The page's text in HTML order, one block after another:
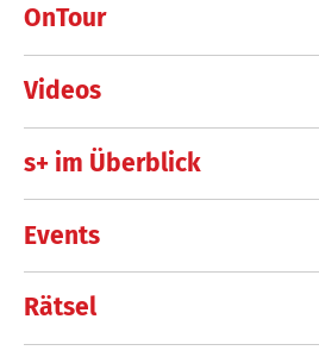
OnTour
Videos
s+ im Überblick
Events
Rätsel